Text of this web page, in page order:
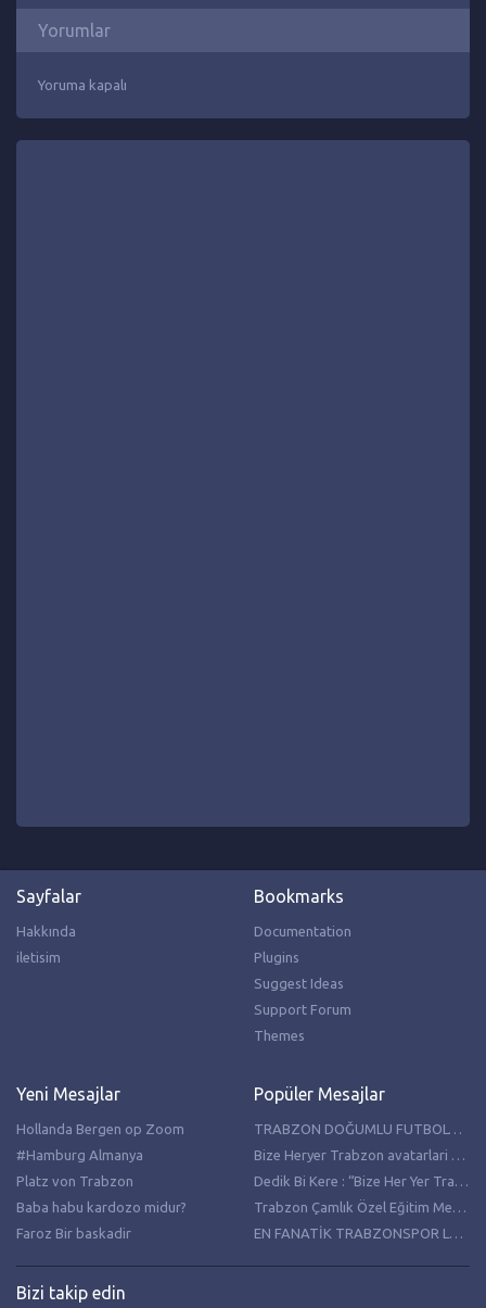
Yorumlar
Yoruma kapalı
Sayfalar
Hakkında
iletisim
Bookmarks
Documentation
Plugins
Suggest Ideas
Support Forum
Themes
Yeni Mesajlar
Hollanda Bergen op Zoom
#Hamburg Almanya
Platz von Trabzon
Baba habu kardozo midur?
Faroz Bir baskadir
Popüler Mesajlar
Bizi takip edin